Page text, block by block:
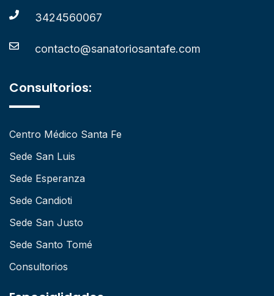
3424560067
contacto@sanatoriosantafe.com
Consultorios:
Centro Médico Santa Fe
Sede San Luis
Sede Esperanza
Sede Candioti
Sede San Justo
Sede Santo Tomé
Consultorios